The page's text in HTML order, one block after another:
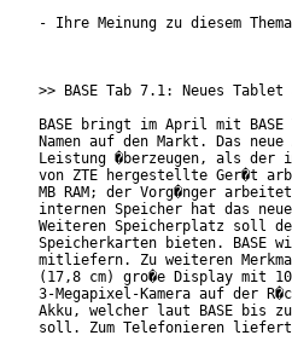
- Ihre Meinung zu diesem
>> BASE Tab 7.1: Neues
BASE bringt im April mit
Namen auf den Markt. Das
Leistung �berzeugen, als der
von ZTE hergestellte Ger�t
MB RAM; der Vorg�nger
internen Speicher hat das
Weiteren Speicherplatz soll
Speicherkarten bieten. BASE
mitliefern. Zu weiteren
(17,8 cm) gro�e Display mit
3-Megapixel-Kamera auf der
Akku, welcher laut BASE bis
soll. Zum Telefonieren liefert